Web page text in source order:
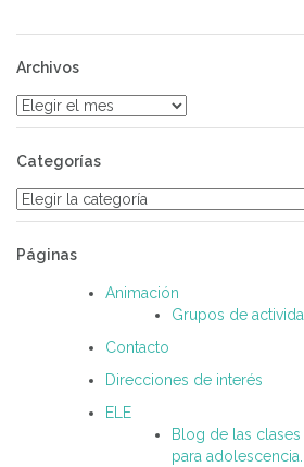
Archivos
Archivos
Categorías
Categorías
Páginas
Animación
Grupos de
Contacto
Direcciones de interés
ELE
Blog de las
para